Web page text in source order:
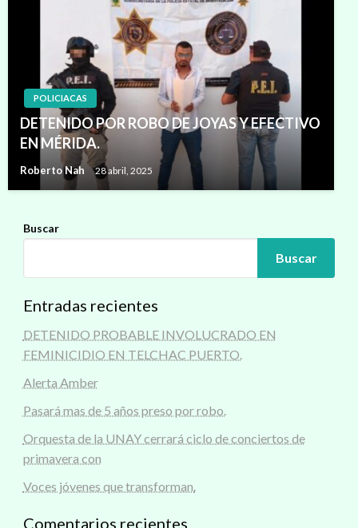
POLICIACAS
DETENIDO POR ROBO DE JOYAS Y EFECTIVO
EN MÉRIDA.
Roberto Nah 28 abril, 2025
Buscar
Buscar
Entradas recientes
DETENIDO PROBABLE INVOLUCRADO EN
FEMINICIDIO EN TELCHAC PUERTO.
Alerta Amber
Pasará mas de 5 años preso por robo.
Orquesta de la UNAY cerrará ciclo de conciertos de
primavera con
Voces jóvenes que transforman.
Comentarios recientes